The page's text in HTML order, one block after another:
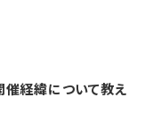
催経緯について教え